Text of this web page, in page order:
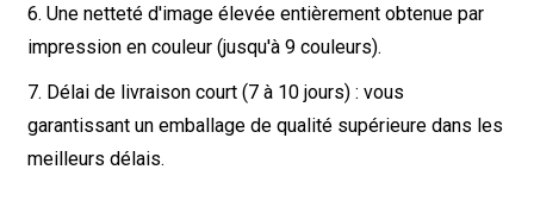
6. Une netteté d'image élevée entièrement obtenue par
impression en couleur (jusqu'à 9 couleurs).
7. Délai de livraison court (7 à 10 jours) : vous
garantissant un emballage de qualité supérieure dans les
meilleurs délais.